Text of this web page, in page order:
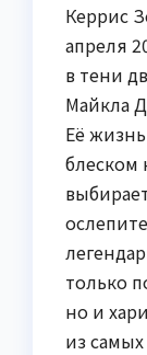
Керрис
апреля
в тени
Майкла
Её жизнь
блеском
только
но и
из